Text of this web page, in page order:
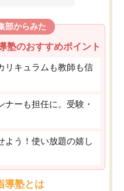
部からみた
塾のおすすめポイント
リキュラムも教師も信
ーも担任に。受験・
よう！使い放題の嬉し
導塾とは